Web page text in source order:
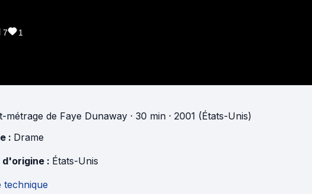
7 1
métrage de Faye Dunaway · 30 min · 2001 (États-Unis)
: Drame
d'origine : États-Unis
technique